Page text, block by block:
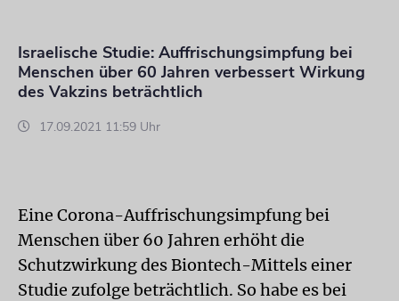
Israelische Studie: Auffrischungsimpfung bei
Menschen über 60 Jahren verbessert Wirkung
des Vakzins beträchtlich
17.09.2021 11:59 Uhr
Eine Corona-Auffrischungsimpfung bei
Menschen über 60 Jahren erhöht die
Schutzwirkung des Biontech-Mittels einer
Studie zufolge beträchtlich. So habe es bei